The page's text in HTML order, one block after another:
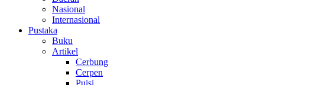
Nasional
Internasional
Pustaka
Buku
Artikel
Cerbung
Cerpen
Puisi